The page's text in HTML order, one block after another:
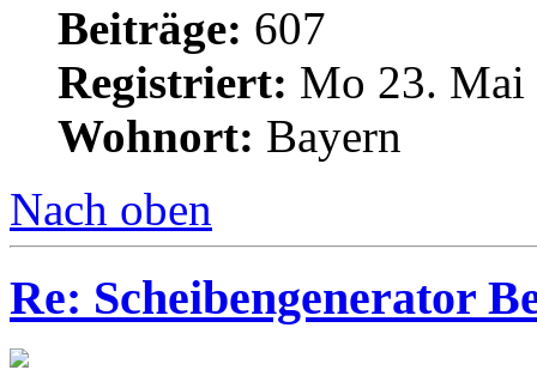
Beiträge: 607
Registriert: Mo 23. Mai
Wohnort: Bayern
Nach oben
Re: Scheibengenerator